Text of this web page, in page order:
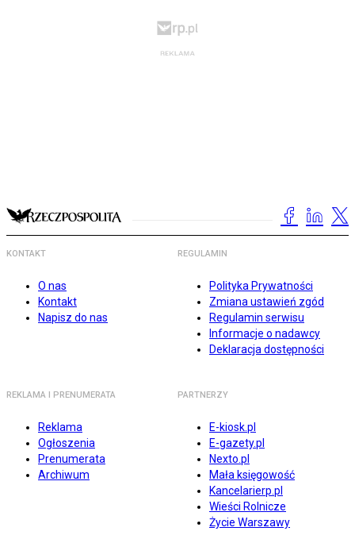
KONTAKT
O nas
Kontakt
Napisz do nas
REGULAMIN
Polityka Prywatności
Zmiana ustawień zgód
Regulamin serwisu
Informacje o nadawcy
Deklaracja dostępności
REKLAMA I PRENUMERATA
Reklama
Ogłoszenia
Prenumerata
Archiwum
PARTNERZY
E-kiosk.pl
E-gazety.pl
Nexto.pl
Mała księgowość
Kancelarierp.pl
Wieści Rolnicze
Życie Warszawy